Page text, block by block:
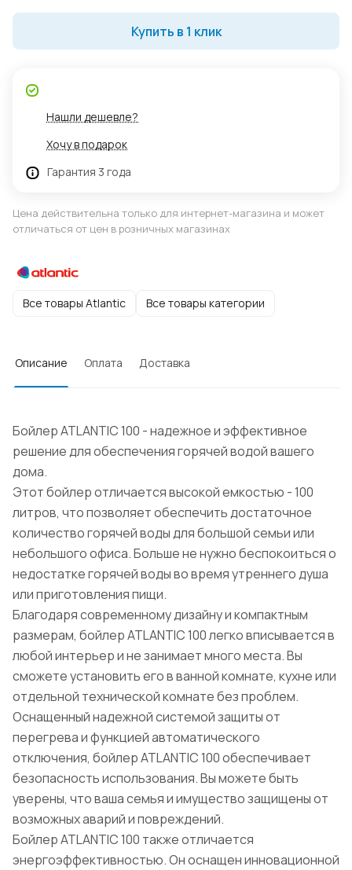
Купить в 1 клик
Нашли дешевле?
Хочу в подарок
Гарантия 3 года
Цена действительна только для интернет-магазина и может
отличаться от цен в розничных магазинах
Все товары Atlantic Все товары категории
Описание Оплата Доставка
Бойлер ATLANTIC 100 - надежное и эффективное
решение для обеспечения горячей водой вашего
дома.
Этот бойлер отличается высокой емкостью - 100
литров, что позволяет обеспечить достаточное
количество горячей воды для большой семьи или
небольшого офиса. Больше не нужно беспокоиться о
недостатке горячей воды во время утреннего душа
или приготовления пищи.
Благодаря современному дизайну и компактным
размерам, бойлер ATLANTIC 100 легко вписывается в
любой интерьер и не занимает много места. Вы
сможете установить его в ванной комнате, кухне или
отдельной технической комнате без проблем.
Оснащенный надежной системой защиты от
перегрева и функцией автоматического
отключения, бойлер ATLANTIC 100 обеспечивает
безопасность использования. Вы можете быть
уверены, что ваша семья и имущество защищены от
возможных аварий и повреждений.
Бойлер ATLANTIC 100 также отличается
энергоэффективностью. Он оснащен инновационной